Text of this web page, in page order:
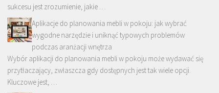
sukcesu jest zrozumienie, jakie …
Aplikacje do planowania mebli w pokoju: jak wybrać
wygodne narzędzie i uniknąć typowych problemów
podczas aranżacji wnętrza
Wybór aplikacji do planowania mebli w pokoju może wydawać się
przytłaczający, zwłaszcza gdy dostępnych jest tak wiele opcji.
Kluczowe jest, …